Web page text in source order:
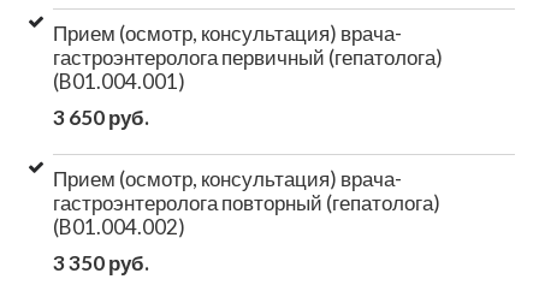
Прием (осмотр, консультация) врача-
гастроэнтеролога первичный (гепатолога)
(B01.004.001)
3 650 руб.
Прием (осмотр, консультация) врача-
гастроэнтеролога повторный (гепатолога)
(B01.004.002)
3 350 руб.